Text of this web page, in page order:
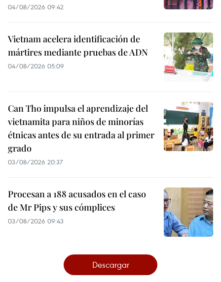
04/08/2026 09:42
Vietnam acelera identificación de
mártires mediante pruebas de ADN
04/08/2026 05:09
Can Tho impulsa el aprendizaje del
vietnamita para niños de minorías
étnicas antes de su entrada al primer
grado
03/08/2026 20:37
Procesan a 188 acusados en el caso
de Mr Pips y sus cómplices
03/08/2026 09:43
Descargar